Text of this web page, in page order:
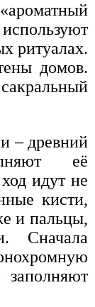
ритуалах.
домов.
– древний
её
идут не
кисти,
и пальцы,
Сначала
заполняют